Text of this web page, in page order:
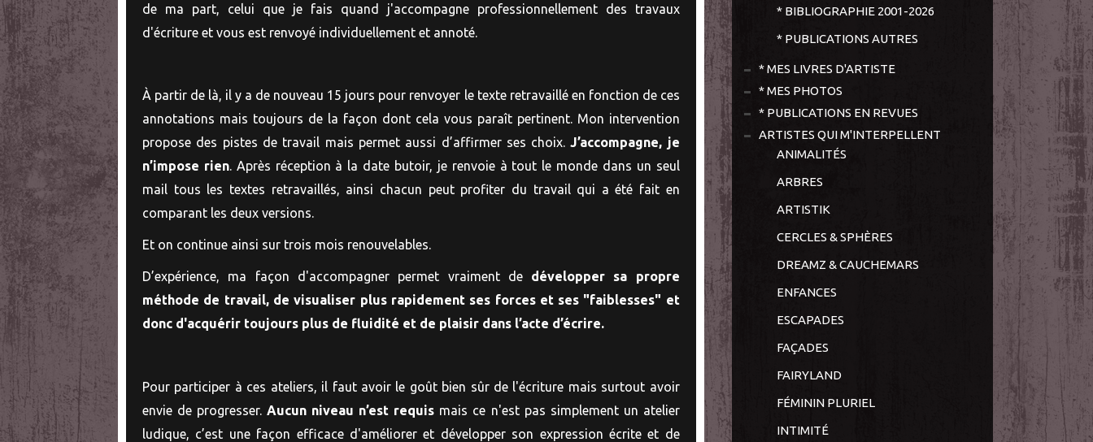
de ma part, celui que je fais quand j'accompagne professionnellement des travaux
d'écriture et vous est renvoyé individuellement et annoté.
À partir de là, il y a de nouveau 15 jours pour renvoyer le texte retravaillé en fonction de ces
annotations mais toujours de la façon dont cela vous paraît pertinent. Mon intervention
propose des pistes de travail mais permet aussi d’affirmer ses choix. J’accompagne, je
n’impose rien. Après réception à la date butoir, je renvoie à tout le monde dans un seul
mail tous les textes retravaillés, ainsi chacun peut profiter du travail qui a été fait en
comparant les deux versions.
Et on continue ainsi sur trois mois renouvelables.
D’expérience, ma façon d'accompagner permet vraiment de développer sa propre
méthode de travail, de visualiser plus rapidement ses forces et ses "faiblesses" et
donc d'acquérir toujours plus de fluidité et de plaisir dans l’acte d’écrire.
Pour participer à ces ateliers, il faut avoir le goût bien sûr de l'écriture mais surtout avoir
envie de progresser. Aucun niveau n’est requis mais ce n'est pas simplement un atelier
ludique, c’est une façon efficace d'améliorer et développer son expression écrite et de
* BIBLIOGRAPHIE 2001-2026
* PUBLICATIONS AUTRES
* MES LIVRES D'ARTISTE
* MES PHOTOS
* PUBLICATIONS EN REVUES
ARTISTES QUI M'INTERPELLENT
ANIMALITÉS
ARBRES
ARTISTIK
CERCLES & SPHÈRES
DREAMZ & CAUCHEMARS
ENFANCES
ESCAPADES
FAÇADES
FAIRYLAND
FÉMININ PLURIEL
INTIMITÉ